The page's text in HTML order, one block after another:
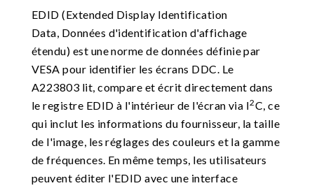
EDID (Extended Display Identification
Data, Données d'identification d'affichage
étendu) est une norme de données définie par
VESA pour identifier les écrans DDC. Le
A223803 lit, compare et écrit directement dans
le registre EDID à l'intérieur de l'écran via I2C, ce
qui inclut les informations du fournisseur, la taille
de l'image, les réglages des couleurs et la gamme
de fréquences. En même temps, les utilisateurs
peuvent éditer l'EDID avec une interface